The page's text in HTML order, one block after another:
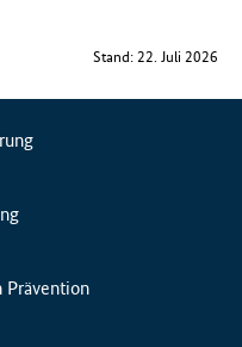
Stand: 22. Juli 2026
Prävention